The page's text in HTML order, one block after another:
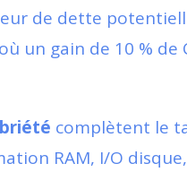
de dette
un gain de 10 %
complètent le
RAM, I/O